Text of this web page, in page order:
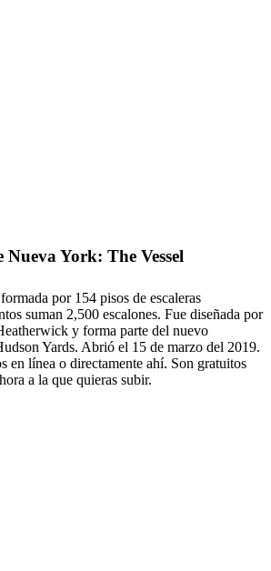
York: The Vessel
por 154 pisos de escaleras
suman 2,500 escalones. Fue diseñada por
y forma parte del nuevo
Yards. Abrió el 15 de marzo del 2019.
en línea o directamente ahí. Son gratuitos
a la que quieras subir.